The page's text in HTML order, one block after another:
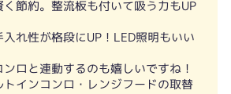
節約。整流板も付いて吸う力もUP
れ性が格段にUP！LED照明もいい
ロと連動するのも嬉しいですね！
トインコンロ・レンジフードの取替